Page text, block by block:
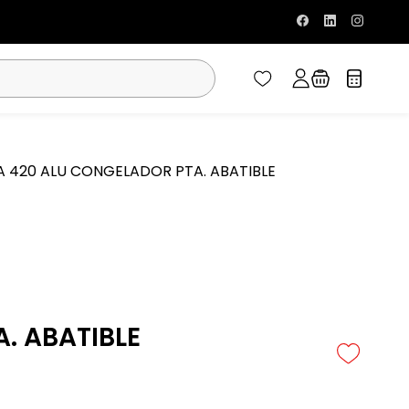
420 ALU CONGELADOR PTA. ABATIBLE
ABATIBLE